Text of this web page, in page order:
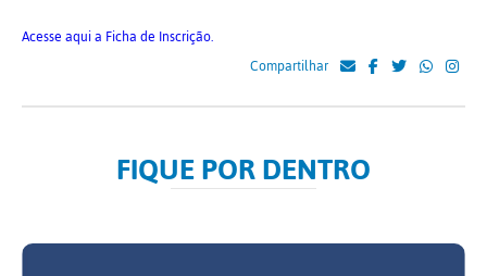
Acesse aqui a Ficha de Inscrição.
Compartilhar
FIQUE POR DENTRO